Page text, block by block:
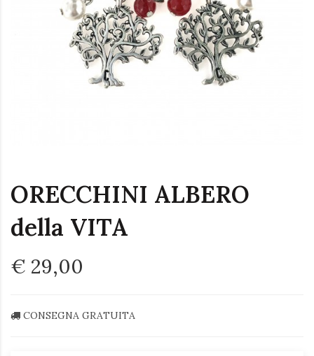
ORECCHINI ALBERO
della VITA
€ 29,00
CONSEGNA GRATUITA